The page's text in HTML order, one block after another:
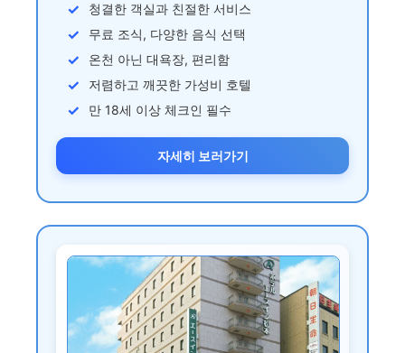
청결한 객실과 친절한 서비스
무료 조식, 다양한 음식 선택
온천 아닌 대욕장, 편리함
저렴하고 깨끗한 가성비 호텔
만 18세 이상 체크인 필수
자세히 보러가기